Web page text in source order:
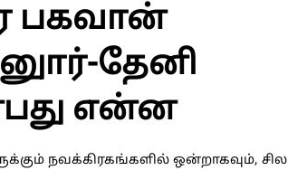
பகவான்
தேனி
என்ன
நவக்கிரகங்களில் ஒன்றாகவும், சில